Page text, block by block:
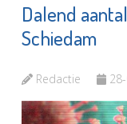
Dalend
Schiedam
Redactie